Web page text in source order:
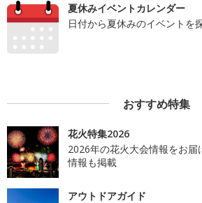
夏休みイベントカレンダー
日付から夏休みのイベントを
おすすめ特集
花火特集2026
2026年の花火大会情報をお届
情報も掲載
アウトドアガイド